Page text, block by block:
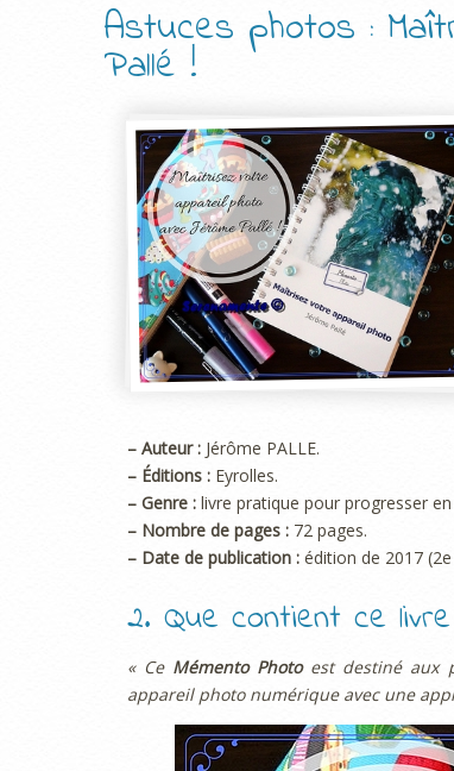
Astuces photos :
Pallé !
– Auteur : Jérôme PALLE.
– Éditions : Eyrolles.
– Genre : livre pratique pour progresser
– Nombre de pages : 72 pages.
– Date de publication : édition de 2017
2. Que contient ce
« Ce Mémento Photoest destiné aux
appareil photo numérique avec une